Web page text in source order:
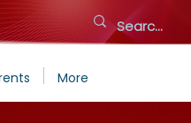
More